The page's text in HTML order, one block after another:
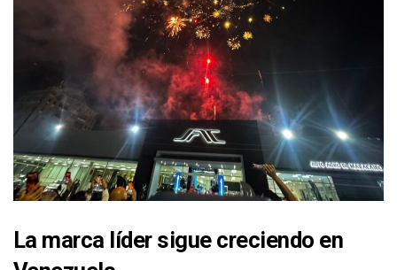
La marca líder sigue creciendo en